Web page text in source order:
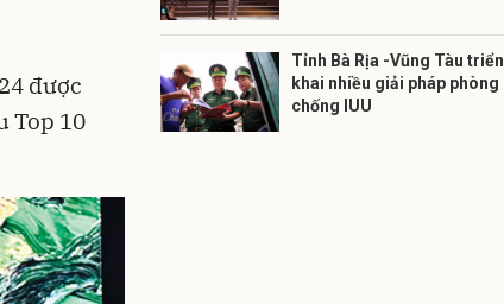
được
Top 10
Tỉnh Bà Rịa -Vũng Tàu triển
khai nhiều giải pháp phòng
chống IUU